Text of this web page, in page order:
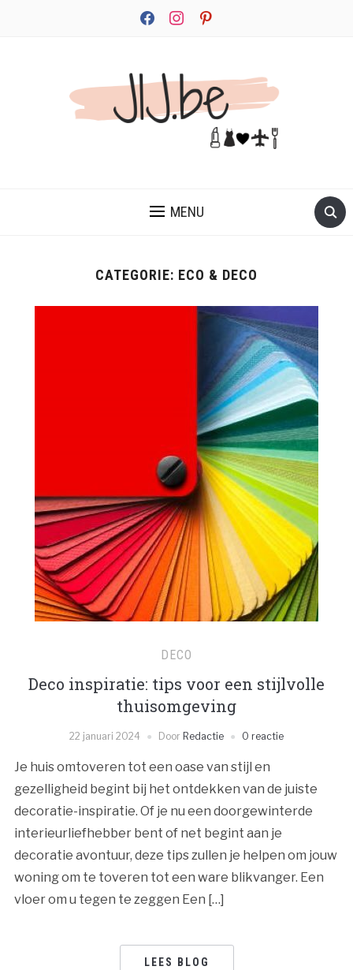
facebookinstagrampinterest
MENU
CATEGORIE: ECO & DECO
DECO
Deco inspiratie: tips voor een stijlvolle
thuisomgeving
22 januari 2024 Door Redactie 0 reactie
Je huis omtoveren tot een oase van stijl en
gezelligheid begint bij het ontdekken van de juiste
decoratie-inspiratie. Of je nu een doorgewinterde
interieurliefhebber bent of net begint aan je
decoratie avontuur, deze tips zullen je helpen om jouw
woning om te toveren tot een ware blikvanger. Een
vloer om u tegen te zeggen Een […]
LEES BLOG